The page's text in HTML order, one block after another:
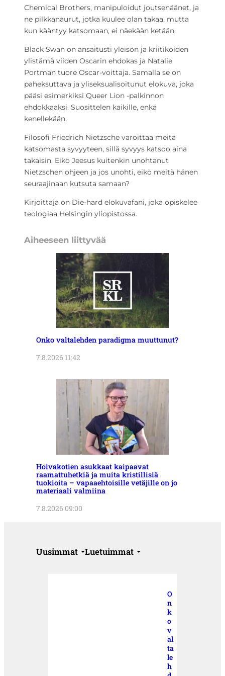
Chemical Brothers, manipuloidut joutsenäänet, ja
ne pilkkanaurut, jotka kuulee olan takaa, mutta
kun kääntyy katsomaan, ei näekään ketään.
Black Swan on ansaitusti yleisön ja kriitikoiden
ylistämä viiden Oscarin ehdokas ja Natalie
Portman tuore Oscar-voittaja. Samalla se on
paheksuttava ja yliseksualisoitunut elokuva, joka
pääsi esimerkiksi Queer Lion -palkinnon
ehdokkaaksi. Suosittelen kaikille, enkä
kenellekään.
Filosofi Friedrich Nietzsche varoittaa meitä
katsomasta syvyyteen, sillä syvyys katsoo aina
takaisin. Eikö Jeesus kuitenkin unohtanut
Nietzschen ohjeen ja jos unohti, eikö meitä hänen
seuraajinaan kutsuta samaan?
Kirjoittaja on Die-hard elokuvafani, joka opiskelee
teologiaa Helsingin yliopistossa.
Aiheeseen liittyvää
Onko valtalehden paradigma muuttunut?
7.8.2026 11:42
Hoivakotien asukkaat kaipaavat
raamattuhetkiä ja muita kristillisiä
tuokioita – vapaaehtoisille vetäjille on jo
materiaali valmiina
7.8.2026 09:00
Uusimmat Luetuimmat
O
n
k
o
v
al
ta
le
h